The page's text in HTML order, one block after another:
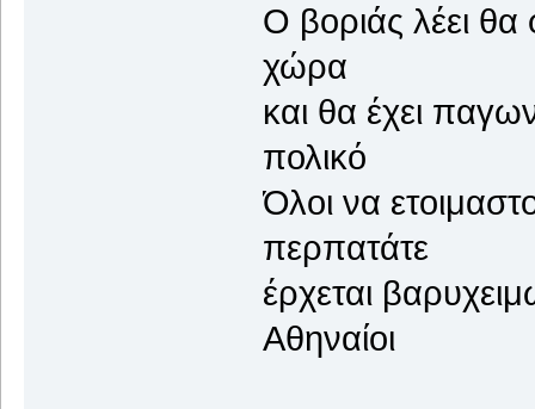
Ο βοριάς
χώρα
και θα
πολικό
Όλοι να
περπατάτε
έρχεται
Αθηναίοι